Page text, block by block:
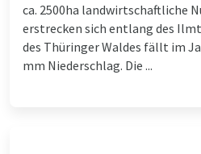
ca. 2500ha landwirtschaftliche
erstrecken sich entlang des
des Thüringer Waldes fällt im
mm Niederschlag. Die ...